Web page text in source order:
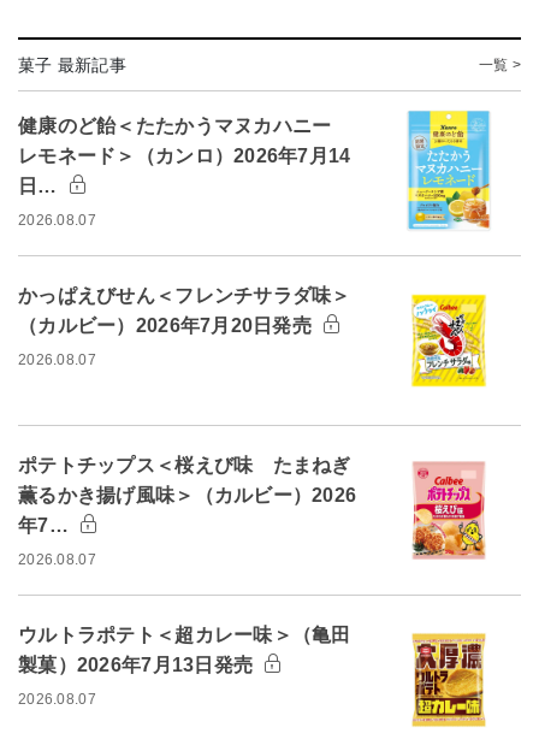
菓子 最新記事 一覧 >
健康のど飴＜たたかうマヌカハニー
レモネード＞（カンロ）2026年7月14
日…
2026.08.07
かっぱえびせん＜フレンチサラダ味＞
（カルビー）2026年7月20日発売
2026.08.07
ポテトチップス＜桜えび味 たまねぎ
薫るかき揚げ風味＞（カルビー）2026
年7…
2026.08.07
ウルトラポテト＜超カレー味＞（亀田
製菓）2026年7月13日発売
2026.08.07